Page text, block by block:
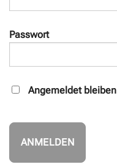
Passwort
Angemeldet bleiben